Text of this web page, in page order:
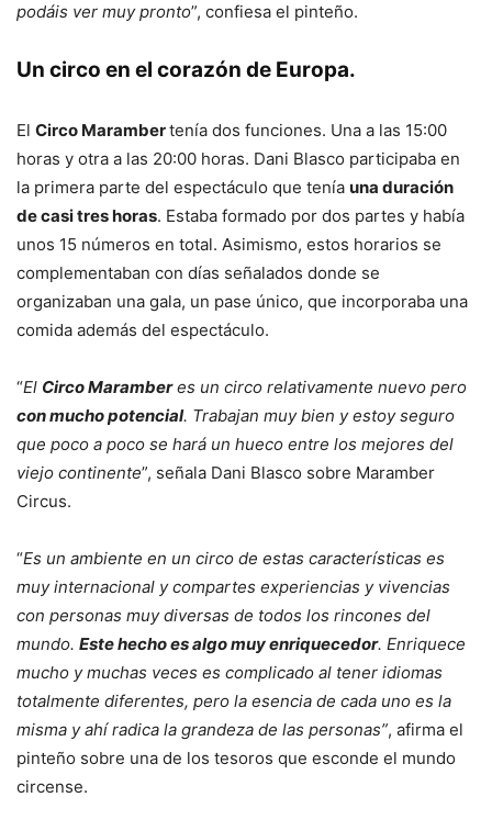
podáis ver muy pronto”, confiesa el pinteño.
Un circo en el corazón de Europa.
El Circo Marambertenía dos funciones. Una a las 15:00
horas y otra a las 20:00 horas. Dani Blasco participaba en
la primera parte del espectáculo que tenía una duración
de casi tres horas. Estaba formado por dos partes y había
unos 15 números en total. Asimismo, estos horarios se
complementaban con días señalados donde se
organizaban una gala, un pase único, que incorporaba una
comida además del espectáculo.
“El Circo Maramberes un circo relativamente nuevo pero
con mucho potencial. Trabajan muy bien y estoy seguro
que poco a poco se hará un hueco entre los mejores del
viejo continente”, señala Dani Blasco sobre Maramber
Circus.
“Es un ambiente en un circo de estas características es
muy internacional y compartes experiencias y vivencias
con personas muy diversas de todos los rincones del
mundo. Este hecho es algo muy enriquecedor. Enriquece
mucho y muchas veces es complicado al tener idiomas
totalmente diferentes, pero la esencia de cada uno es la
misma y ahí radica la grandeza de las personas”, afirma el
pinteño sobre una de los tesoros que esconde el mundo
circense.